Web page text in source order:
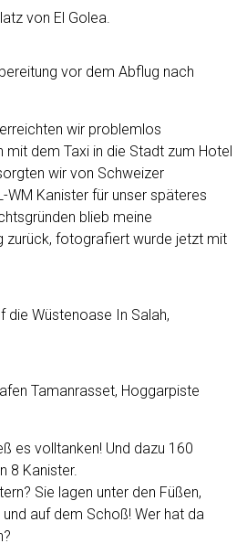
von El Golea.
vor dem Abflug nach
wir problemlos
mit dem Taxi in die Stadt zum Hotel
wir von Schweizer
WM Kanister für unser späteres
blieb meine
zurück, fotografiert wurde jetzt mit
die Wüstenoase In Salah,
Tamanrasset, Hoggarpiste
es volltanken! Und dazu 160
8 Kanister.
Sie lagen unter den Füßen,
auf dem Schoß! Wer hat da